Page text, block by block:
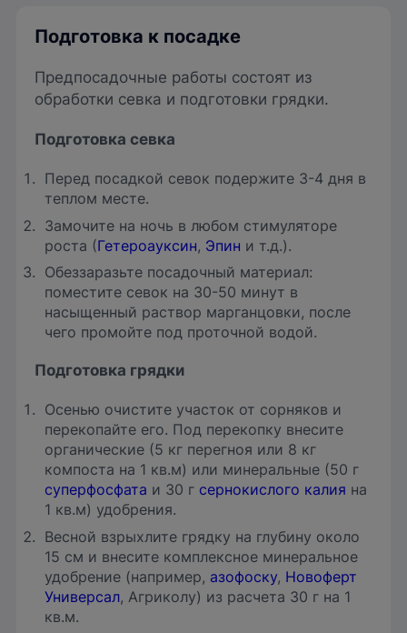
Подготовка к посадке
Предпосадочные работы состоят из
обработки севка и подготовки грядки.
Подготовка севка
Перед посадкой севок подержите 3-4 дня в
теплом месте.
Замочите на ночь в любом стимуляторе
роста (Гетероауксин, Эпин и т.д.).
Обеззаразьте посадочный материал:
поместите севок на 30-50 минут в
насыщенный раствор марганцовки, после
чего промойте под проточной водой.
Подготовка грядки
Осенью очистите участок от сорняков и
перекопайте его. Под перекопку внесите
органические (5 кг перегноя или 8 кг
компоста на 1 кв.м) или минеральные (50 г
суперфосфата и 30 г сернокислого калия на
1 кв.м) удобрения.
Весной взрыхлите грядку на глубину около
15 см и внесите комплексное минеральное
удобрение (например, азофоску, Новоферт
Универсал, Агриколу) из расчета 30 г на 1
кв.м.